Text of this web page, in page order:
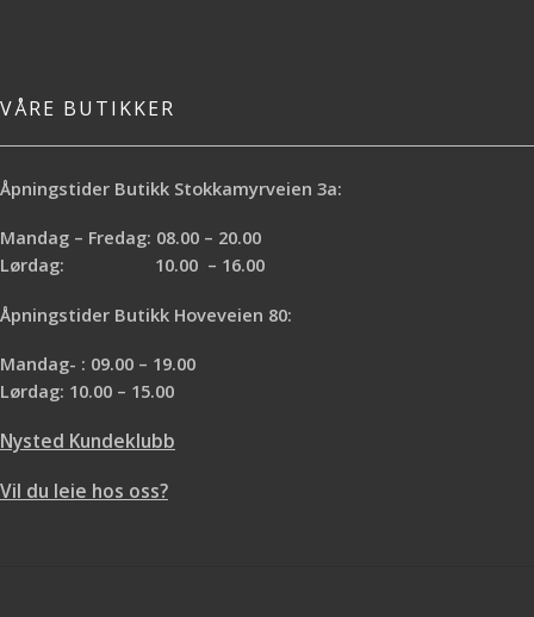
VÅRE BUTIKKER
Åpningstider Butikk Stokkamyrveien 3a:
Mandag – Fredag: 08.00 – 20.00
Lørdag: 10.00 – 16.00
Åpningstider Butikk Hoveveien 80:
Mandag- : 09.00 – 19.00
Lørdag: 10.00 – 15.00
Nysted Kundeklubb
Vil du leie hos oss?